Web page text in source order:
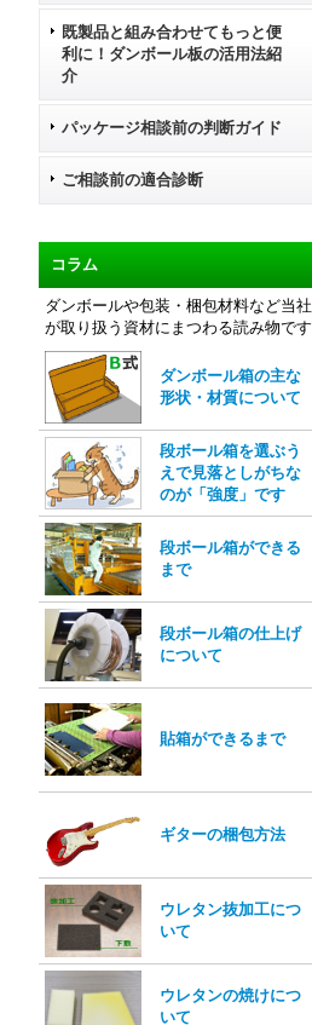
既製品と組み合わせてもっと便
利に！ダンボール板の活用法紹
介
パッケージ相談前の判断ガイド
ご相談前の適合診断
コラム
ダンボールや包装・梱包材料など当社
が取り扱う資材にまつわる読み物です
ダンボール箱の主な
形状・材質について
段ボール箱を選ぶう
えで見落としがちな
のが「強度」です
段ボール箱ができる
まで
段ボール箱の仕上げ
について
貼箱ができるまで
ギターの梱包方法
ウレタン抜加工につ
いて
ウレタンの焼けにつ
いて